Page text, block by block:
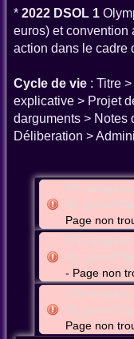
* 2022 DSOL 1
euros) et convention
action dans le cadre
Cycle de vie : Titre
explicative > Projet
darguments > Notes
Déliberation >
Page non
- Page non
Page non